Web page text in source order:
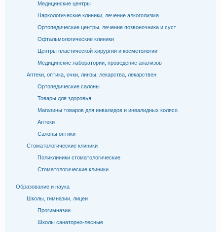
Медицинские центры
Наркологические клиники, лечение алкоголизма
Ортопедические центры, лечение позвоночника и суст
Офтальмологические клиники
Центры пластической хирургии и косметологии
Медицинские лаборатории, проведение анализов
Аптеки, оптика, очки, линзы, лекарства, лекарствен
Ортопедические салоны
Товары для здоровья
Магазины товаров для инвалидов и инвалидных колясо
Аптеки
Салоны оптики
Стоматологические клиники
Поликлиники стоматологические
Стоматологические клиники
Образование и наука
Школы, гимназии, лицеи
Прогимназии
Школы санаторно-лесные